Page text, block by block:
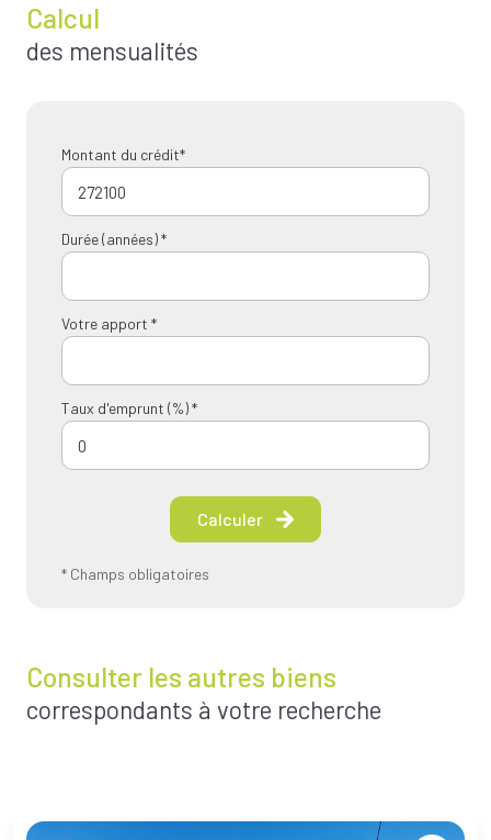
Calcul
des mensualités
Montant du crédit*
Durée (années) *
Votre apport *
Taux d'emprunt (%) *
Calculer
* Champs obligatoires
Consulter les autres biens
correspondants à votre recherche